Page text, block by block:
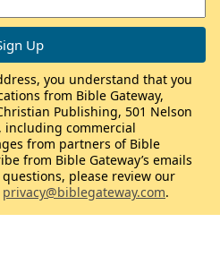
you understand that you
from Bible Gateway,
Publishing, 501 Nelson
including commercial
from partners of Bible
from Bible Gateway’s emails
please review our
privacy@biblegateway.com.